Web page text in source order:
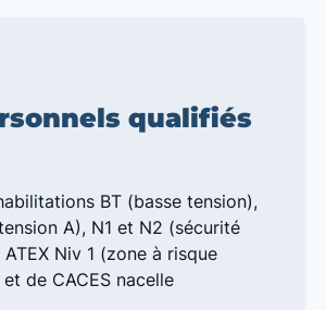
qualifiés
BT (basse tension),
A), N1 et N2 (sécurité
Niv 1 (zone à risque
et de CACES nacelle